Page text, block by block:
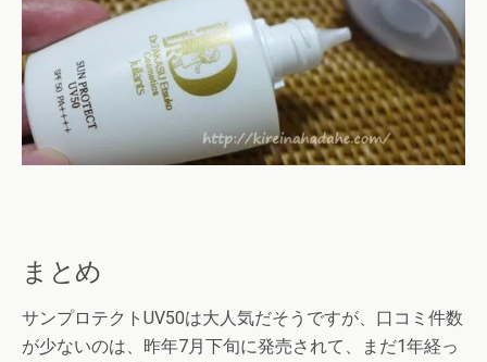
まとめ
サンプロテクトUV50は大人気だそうですが、口コミ件数
が少ないのは、昨年7月下旬に発売されて、まだ1年経っ